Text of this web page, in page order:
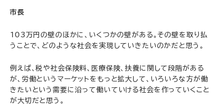
市長
103万円の壁のほかに、いくつかの壁がある。その壁を取り払
うことで、どのような社会を実現していきたいのかだと思う。
例えば、税や社会保険料、医療保険、扶養に関して段階がある
が、労働というマーケットをもっと拡大して、いろいろな方が働
きたいという需要に沿って働いていける社会を作っていくこと
が大切だと思う。